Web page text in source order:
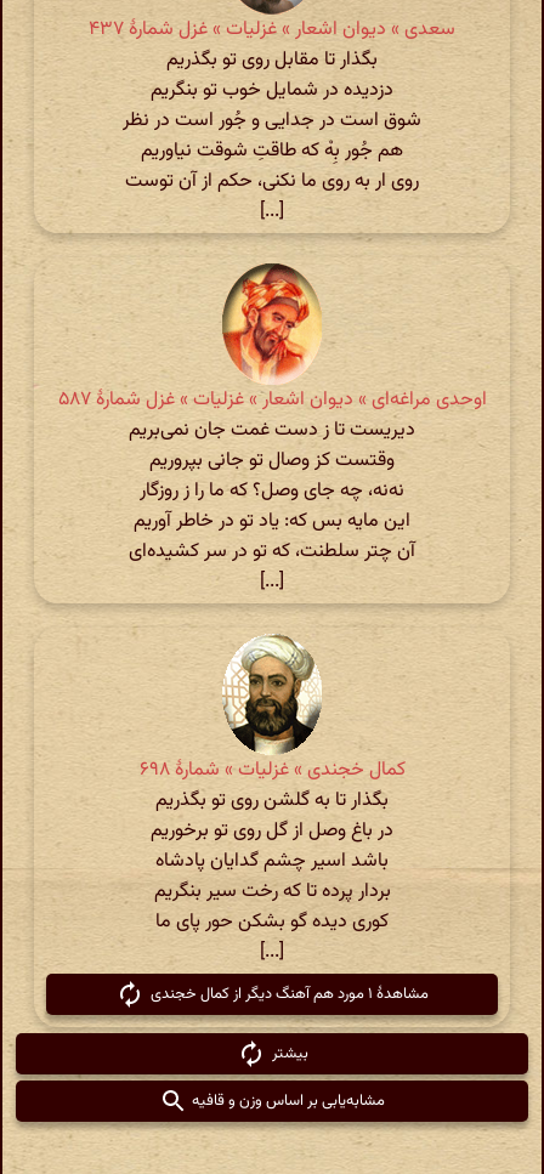
سعدی » دیوان اشعار » غزلیات » غزل شمارهٔ ۴۳۷
بگذار تا مقابل روی تو بگذریم
دزدیده در شمایل خوب تو بنگریم
شوق است در جدایی و جُور است در نظر
هم جُور بِهْ که طاقتِ شوقت نیاوریم
روی ار به روی ما نکنی، حکم از آن توست
[...]
اوحدی مراغه‌ای » دیوان اشعار » غزلیات » غزل شمارهٔ ۵۸۷
دیریست تا ز دست غمت جان نمی‌بریم
وقتست کز وصال تو جانی بپروریم
نه‌نه، چه جای وصل؟ که ما را ز روزگار
این مایه بس که: یاد تو در خاطر آوریم
آن چتر سلطنت، که تو در سر کشیده‌ای
[...]
کمال خجندی » غزلیات » شمارهٔ ۶۹۸
بگذار تا به گلشن روی تو بگذریم
در باغ وصل از گل روی تو برخوریم
باشد اسیر چشم گدایان پادشاه
بردار پرده تا که رخت سیر بنگریم
کوری دیده گو بشکن حور پای ما
[...]
مشاهدهٔ ۱ مورد هم آهنگ دیگر از کمال خجندی
بیشتر
مشابه‌یابی بر اساس وزن و قافیه